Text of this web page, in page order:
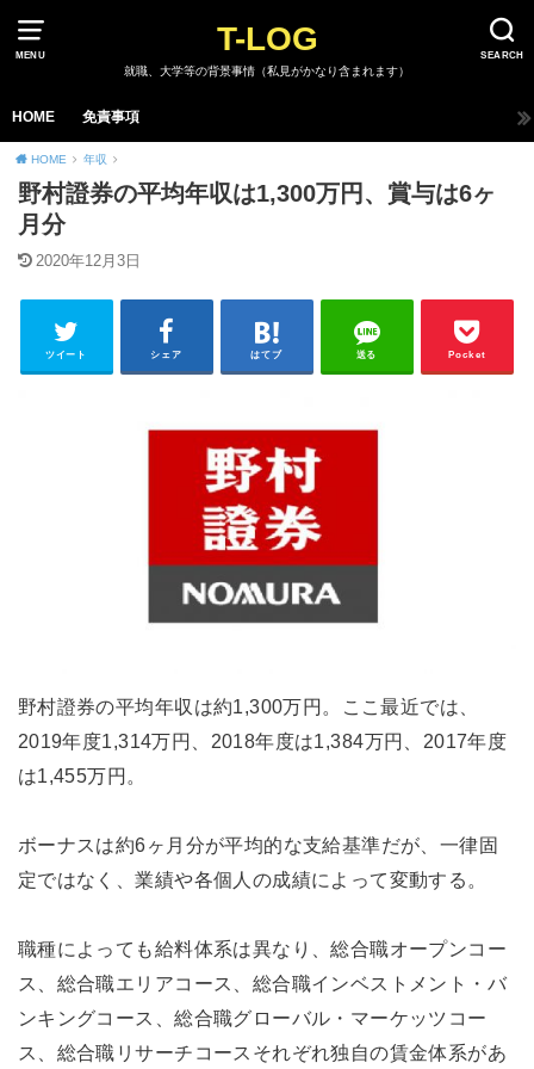
MENU SEARCH
T-LOG
就職、大学等の背景事情（私見がかなり含まれます）
HOME 免責事項
HOME 年収
野村證券の平均年収は1,300万円、賞与は6ヶ
月分
2020年12月3日
ツイート シェア はてブ 送る Pocket
野村證券の平均年収は約1,300万円。ここ最近では、
2019年度1,314万円、2018年度は1,384万円、2017年度
は1,455万円。
ボーナスは約6ヶ月分が平均的な支給基準だが、一律固
定ではなく、業績や各個人の成績によって変動する。
職種によっても給料体系は異なり、総合職オープンコー
ス、総合職エリアコース、総合職インベストメント・バ
ンキングコース、総合職グローバル・マーケッツコー
ス、総合職リサーチコースそれぞれ独自の賃金体系があ